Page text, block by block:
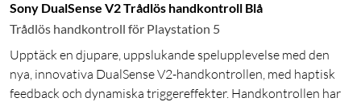
Sony DualSense V2 Trådlös handkontroll Blå
Trådlös handkontroll för Playstation 5
Upptäck en djupare, uppslukande spelupplevelse med den
nya, innovativa DualSense V2-handkontrollen, med haptisk
feedback och dynamiska triggereffekter. Handkontrollen har